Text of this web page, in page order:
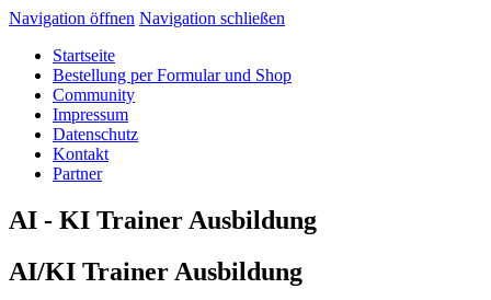
Navigation öffnen Navigation schließen
Startseite
Bestellung per Formular und Shop
Community
Impressum
Datenschutz
Kontakt
Partner
AI - KI Trainer Ausbildung
AI/KI Trainer Ausbildung